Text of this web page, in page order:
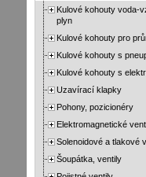
Kulové kohouty voda-
plyn
Kulové kohouty pro
Kulové kohouty s
Kulové kohouty s
Uzavírací klapky
Pohony, pozicionéry
Elektromagnetické
Solenoidové a tlakové
Šoupátka, ventily